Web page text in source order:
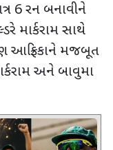
6રન બનાવીને
માર્કરામ સાથે
આફ્રિકાને મજબૂત
અને બાવુમા